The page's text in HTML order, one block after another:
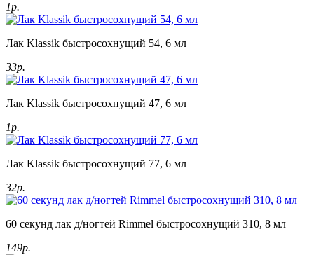
1р.
Лак Klassik быстросохнущий 54, 6 мл
33р.
Лак Klassik быстросохнущий 47, 6 мл
1р.
Лак Klassik быстросохнущий 77, 6 мл
32р.
60 секунд лак д/ногтей Rimmel быстросохнущий 310, 8 мл
149р.